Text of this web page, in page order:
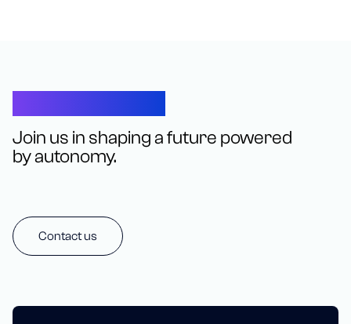
Join us in shaping a future powered
by autonomy.
Contact us